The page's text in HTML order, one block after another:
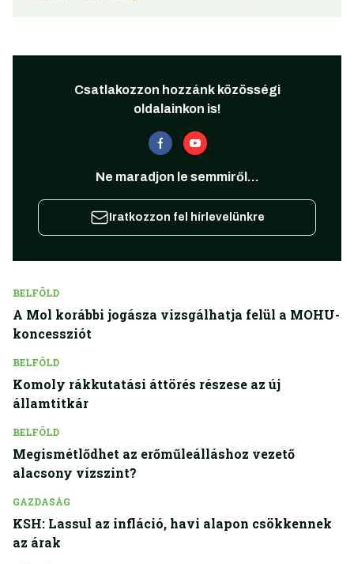
Csatlakozzon hozzánk közösségi
oldalainkon is!
Ne maradjon le semmiről...
Iratkozzon fel hírlevelünkre
BELFÖLD
A Mol korábbi jogásza vizsgálhatja felül a MOHU-
koncessziót
BELFÖLD
Komoly rákkutatási áttörés részese az új
államtitkár
BELFÖLD
Megismétlődhet az erőműleálláshoz vezető
alacsony vízszint?
GAZDASÁG
KSH: Lassul az infláció, havi alapon csökkennek
az árak